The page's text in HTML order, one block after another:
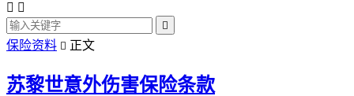
 

保险资料  正文
苏黎世意外伤害保险条款